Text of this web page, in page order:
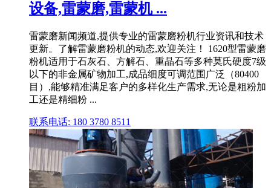
设备,雷蒙磨,雷蒙机 ...
雷蒙磨新闻频道,提供专业的雷蒙磨粉机行业资讯和技术
更新。了解雷蒙磨粉机的动态,欢迎关注！ 1620型雷蒙磨
粉机适用于石灰石、方解石、重晶石等多种莫氏硬度7级
以下的非金属矿物加工,成品细度可调范围广泛（80400
目）,能够精准满足客户的多样化生产需求,无论是粗粉加
工还是精细粉 ...
联系电话: 180 3780 8511